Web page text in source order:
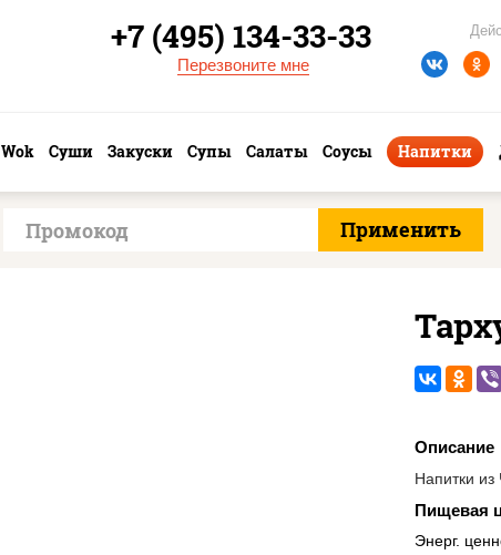
+7 (495) 134-33-33
Перезвоните мне
Wok Суши Закуски Супы Салаты Соусы Напитки
Описание
Напитки из
Пищевая
Энерг.